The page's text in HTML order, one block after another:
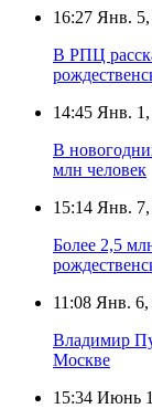
16:27 Янв. 5,
В РПЦ
14:45 Янв. 1,
В
млн человек
15:14 Янв. 7,
Более 2,5
11:08 Янв. 6,
Владимир
Москве
15:34 Июнь